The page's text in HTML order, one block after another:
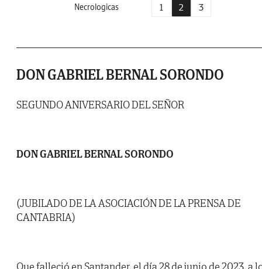
Necrologicas 1 2 3
DON GABRIEL BERNAL SORONDO
SEGUNDO ANIVERSARIO DEL SEÑOR
DON GABRIEL BERNAL SORONDO
(JUBILADO DE LA ASOCIACIÓN DE LA PRENSA DE
CANTABRIA)